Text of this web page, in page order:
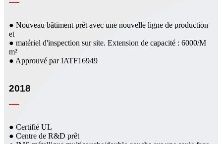
● Nouveau bâtiment prêt avec une nouvelle ligne de production
et
● matériel d'inspection sur site. Extension de capacité : 6000/M
m²
● Approuvé par IATF16949
2018
● Certifié UL
● Centre de R&D prêt